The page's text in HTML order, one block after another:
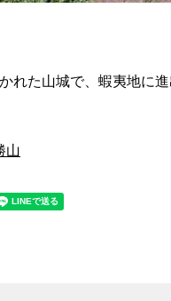
れた山城で、蝦夷地に
山